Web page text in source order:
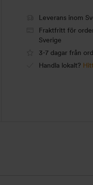
Leverans inom
Fraktfritt för
Sverige
3-7 dagar från
Handla lokalt?